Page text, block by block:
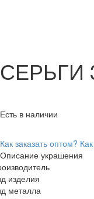
СЕРЬГИ
Есть в наличии
Как заказать оптом?
Описание украшения
изделия
металла